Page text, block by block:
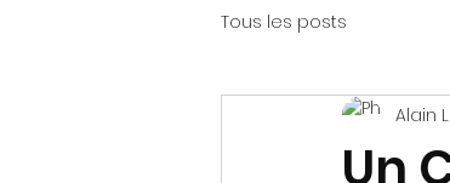
Tous les posts
Un
Alain